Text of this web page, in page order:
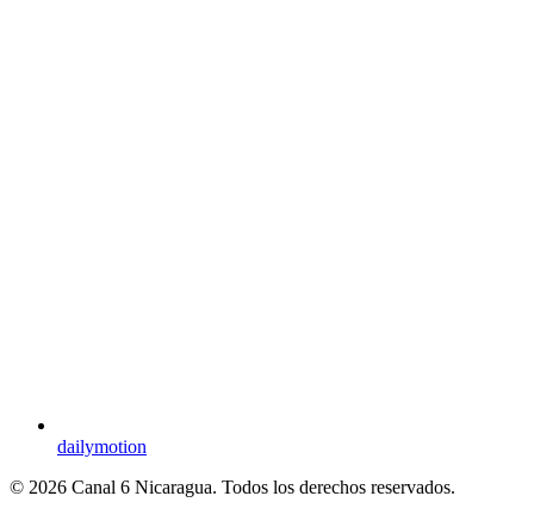
dailymotion
© 2026 Canal 6 Nicaragua. Todos los derechos reservados.